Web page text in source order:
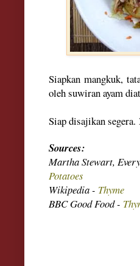
Siapkan mangkuk,
oleh suwiran ayam
Siap disajikan segera.
Sources:
Martha Stewart,
Potatoes
Wikipedia - Thyme
BBC Good Food -